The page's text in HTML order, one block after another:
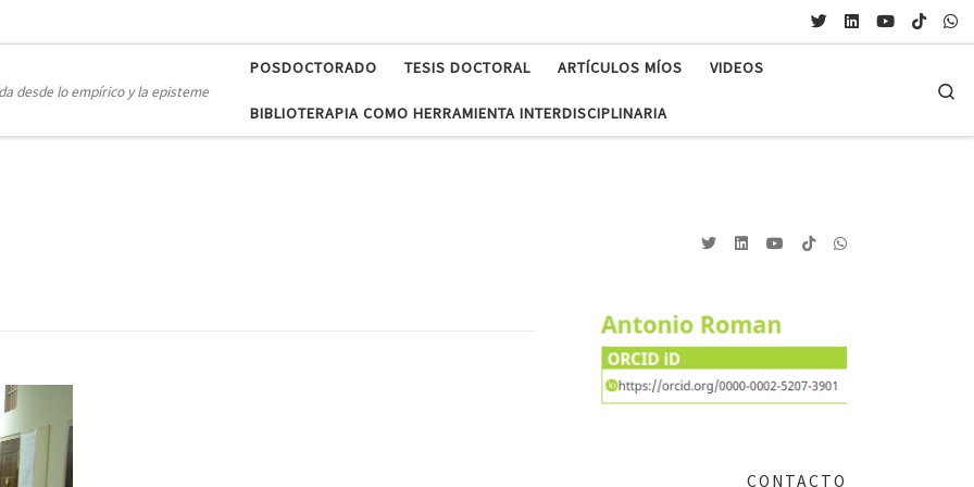
desde lo empírico y la episteme
POSDOCTORADO TESIS DOCTORAL ARTÍCULOS MÍOS VIDEOS
BIBLIOTERAPIA COMO HERRAMIENTA INTERDISCIPLINARIA
CONTACTO